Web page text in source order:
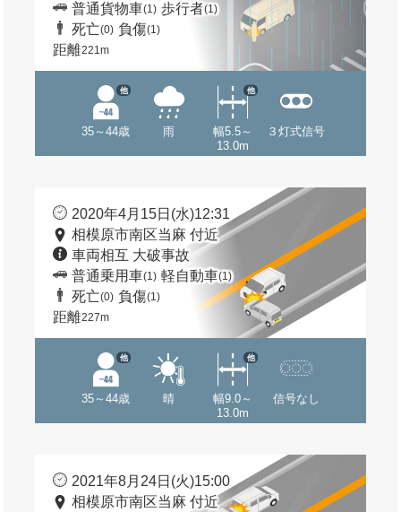
普通貨物車(1) 歩行者(1)
死亡(0) 負傷(1)
距離221m
35～44歳
他
雨
幅5.5～
13.0m
他
３灯式信号
2020年4月15日(水)12:31
相模原市南区当麻 付近
車両相互 大破事故
普通乗用車(1) 軽自動車(1)
死亡(0) 負傷(1)
距離227m
35～44歳
他
晴
幅9.0～
13.0m
他
信号なし
2021年8月24日(火)15:00
相模原市南区当麻 付近